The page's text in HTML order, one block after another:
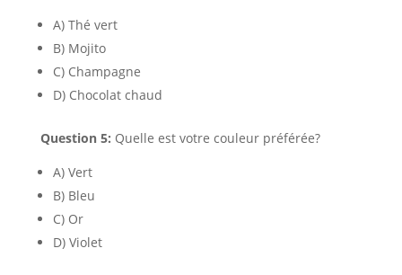
A) Thé vert
B) Mojito
C) Champagne
D) Chocolat chaud
Question 5: Quelle est votre couleur préférée?
A) Vert
B) Bleu
C) Or
D) Violet